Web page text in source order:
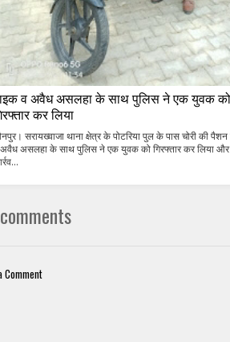
व अवैध असलहा के साथ पुलिस ने एक युवक को
कर लिया
सरायख्वाजा थाना क्षेत्र के पोटरिया पुल के पास चोरी की
असलहा के साथ पुलिस ने एक युवक को गिरफ्तार कर लिया और
Comment